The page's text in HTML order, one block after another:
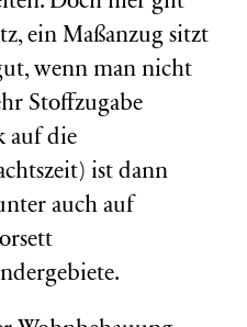
ein Maßanzug sitzt
wenn man nicht
Stoffzugabe
auf die
ist dann
auch auf